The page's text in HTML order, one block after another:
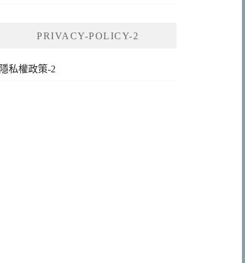
PRIVACY-POLICY-2
隱私權政策-2